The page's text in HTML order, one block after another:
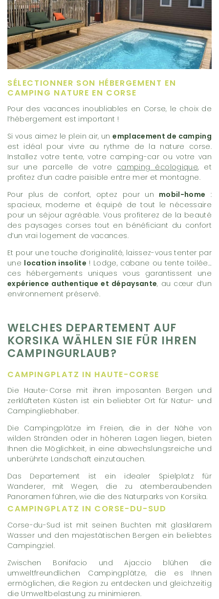
SÉLECTIONNER SON HÉBERGEMENT EN
CAMPING NATURE EN CORSE
Pour des vacances inoubliables en Corse, le choix de
l’hébergement est important !
Si vous aimez le plein air, unemplacement de camping
est idéal pour vivre au rythme de la nature corse.
Installez votre tente, votre camping-car ou votre van
sur une parcelle de votre camping écologique, et
profitez d’un cadre paisible entre mer et montagne.
Pour plus de confort, optez pour un mobil-home :
spacieux, moderne et équipé de tout le nécessaire
pour un séjour agréable. Vous profiterez de la beauté
des paysages corses tout en bénéficiant du confort
d’un vrai logement de vacances.
Et pour une touche d’originalité, laissez-vous tenter par
une location insolite ! Lodge, cabane ou tente toilée…
ces hébergements uniques vous garantissent une
expérience authentique et dépaysante, au cœur d’un
environnement préservé.
WELCHES DEPARTEMENT AUF
KORSIKA WÄHLEN SIE FÜR IHREN
CAMPINGURLAUB?
CAMPINGPLATZ IN HAUTE-CORSE
Die Haute-Corse mit ihren imposanten Bergen und
zerklüfteten Küsten ist ein beliebter Ort für Natur- und
Campingliebhaber.
Die Campingplätze im Freien, die in der Nähe von
wilden Stränden oder in höheren Lagen liegen, bieten
Ihnen die Möglichkeit, in eine abwechslungsreiche und
unberührte Landschaft einzutauchen.
Das Departement ist ein idealer Spielplatz für
Wanderer, mit Wegen, die zu atemberaubenden
Panoramen führen, wie die des Naturparks von Korsika.
CAMPINGPLATZ IN CORSE-DU-SUD
Corse-du-Sud ist mit seinen Buchten mit glasklarem
Wasser und den majestätischen Bergen ein beliebtes
Campingziel.
Zwischen Bonifacio und Ajaccio blühen die
umweltfreundlichen Campingplätze, die es Ihnen
ermöglichen, die Region zu entdecken und gleichzeitig
die Umweltbelastung zu minimieren.